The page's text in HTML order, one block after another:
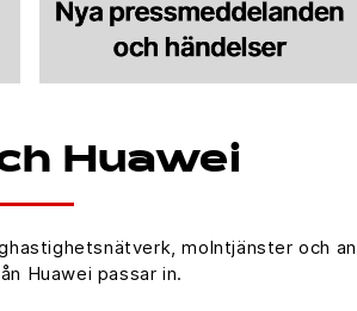
Huawei
molntjänster och
Huawei passar in.